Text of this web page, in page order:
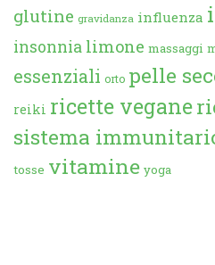
glutine gravidanza influenza
insonnia limone massaggi
essenziali orto pelle
reiki ricette vegane
sistema
tosse vitamine yoga